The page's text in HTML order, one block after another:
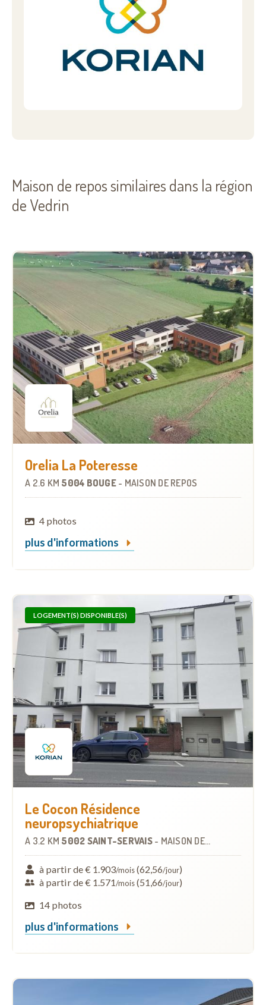
Maison de repos similaires dans la région
de Vedrin
Orelia La Poteresse
À 2.6 KM 5004 BOUGE - MAISON DE REPOS
4 photos
plus d'informations
LOGEMENT(S) DISPONIBLE(S)
Le Cocon Résidence
neuropsychiatrique
À 3.2 KM 5002 SAINT-SERVAIS - MAISON DE REPOS
à partir de € 1.903/mois(62,56/jour)
à partir de € 1.571/mois(51,66/jour)
14 photos
plus d'informations